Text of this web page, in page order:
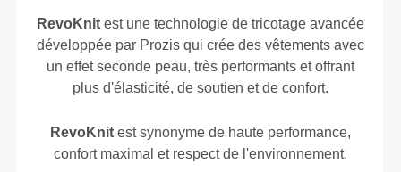
RevoKnitest une technologie de tricotage avancée
développée par Prozis qui crée des vêtements avec
un effet seconde peau, très performants et offrant
plus d'élasticité, de soutien et de confort.
RevoKnitest synonyme de haute performance,
confort maximal et respect de l'environnement.